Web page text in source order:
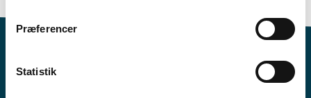
Præferencer
Statistik